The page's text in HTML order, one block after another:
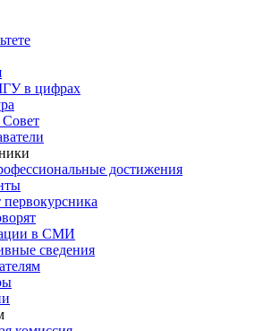
в цифрах
достижения
первокурсника
в СМИ
сведения